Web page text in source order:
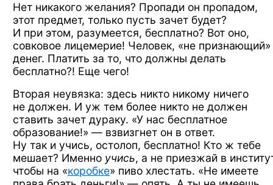
Нет никакого желания? Пропади он пропадом,
этот предмет, только пусть зачет будет?
И при этом, разумеется, бесплатно? Вот оно,
совковое лицемерие! Человек, «не признающий»
денег. Платить за то, что должны делать
бесплатно?! Еще чего!
Вторая неувязка: здесь никто никому ничего
не должен. И уж тем более никто не должен
ставить зачет дураку. «У нас бесплатное
образование!» — взвизгнет он в ответ.
Ну так и учись, остолоп, бесплатно! Кто ж тебе
мешает? Именно учись, а не приезжай в
чтобы на «коробке» пиво хлестать. «Не имеете